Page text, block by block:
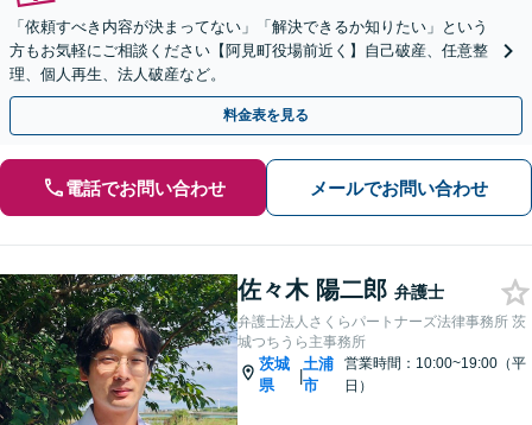
「依頼すべき内容が決まってない」「解決できるか知りたい」という
方もお気軽にご相談ください【阿見町役場前近く】自己破産、任意整
理、個人再生、法人破産など。
料金表を見る
電話でお問い合わせ メールでお問い合わせ
佐々木 陽二郎 弁護士
弁護士法人さくらパートナーズ法律事務所 茨
城つちうら主事務所
茨城
県
|
土浦
市
営業時間：10:00~19:00（平
日）